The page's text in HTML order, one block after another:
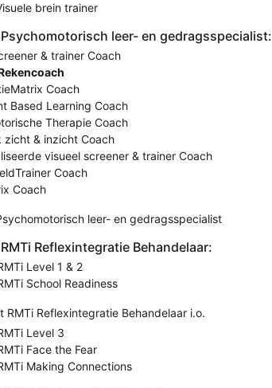
brein trainer
leer- en gedragsspecialist:
& trainer Coach
Coach
Based Learning Coach
Therapie Coach
zicht & inzicht Coach
visueel screener & trainer Coach
Coach
Coach
leer- en gedragsspecialist
Reflexintegratie Behandelaar:
Level 1 & 2
School Readiness
RMTi Reflexintegratie Behandelaar i.o.
Level 3
Face the Fear
Making Connections